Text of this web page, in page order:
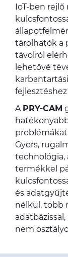
IoT-ben
tárolhatók a
távolról
lehetővé
A PRY-CAM
Gyors,
technológia,
termékkel
és
nélkül, több
nem